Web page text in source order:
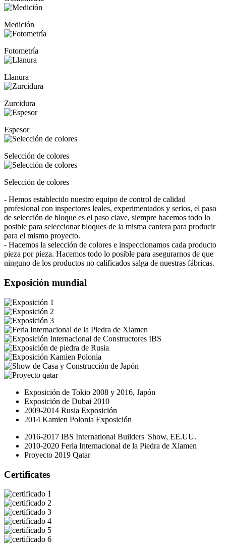
Medición
Fotometría
Llanura
Zurcidura
Espesor
Selección de colores
Selección de colores
- Hemos establecido nuestro equipo de control de calidad
profesional con inspectores leales, experimentados y serios, el paso
de selección de bloque es el paso clave, siempre hacemos todo lo
posible para seleccionar bloques de la misma cantera para producir
para el mismo proyecto.
- Hacemos la selección de colores e inspeccionamos cada producto
pieza por pieza. Hacemos todo lo posible para asegurarnos de que
ninguno de los productos no calificados salga de nuestras fábricas.
Exposición mundial
Exposición de Tokio 2008 y 2016, Japón
Exposición de Dubai 2010
2009-2014 Rusia Exposición
2014 Kamien Polonia Exposición
2016-2017 IBS International Builders 'Show, EE.UU.
2010-2020 Feria Internacional de la Piedra de Xiamen
Proyecto 2019 Qatar
Certificates